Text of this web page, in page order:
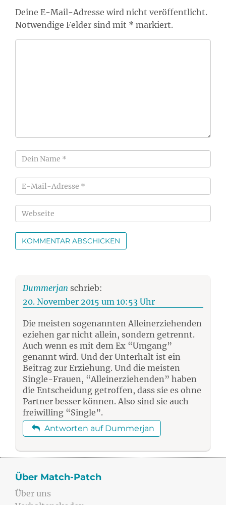
Deine E-Mail-Adresse wird nicht veröffentlicht.
Notwendige Felder sind mit * markiert.
Dummerjan schrieb:
20. November 2015 um 10:53 Uhr
Die meisten sogenannten Alleinerziehenden
eziehen gar nicht allein, sondern getrennt.
Auch wenn es mit dem Ex “Umgang”
genannt wird. Und der Unterhalt ist ein
Beitrag zur Erziehung. Und die meisten
Single-Frauen, “Alleinerziehenden” haben
die Entscheidung getroffen, dass sie es ohne
Partner besser können. Also sind sie auch
freiwilling “Single”.
Antworten auf Dummerjan
Über Match-Patch
Über uns